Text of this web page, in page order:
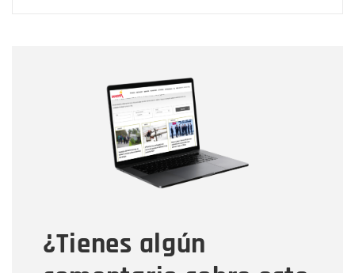
¿Tienes algún
Correo electrónico
Tipo de comentario
Mensaje